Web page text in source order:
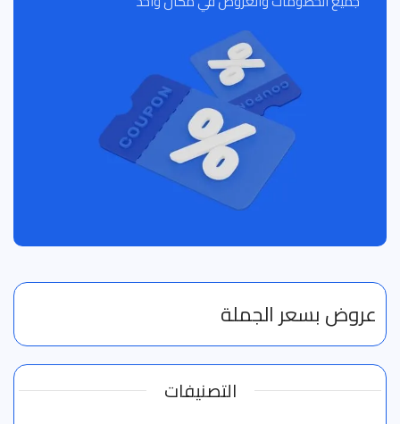
عروض بسعر الجملة
التصنيفات